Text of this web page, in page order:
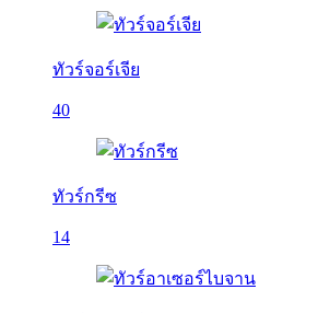
ทัวร์จอร์เจีย
40
ทัวร์กรีซ
14